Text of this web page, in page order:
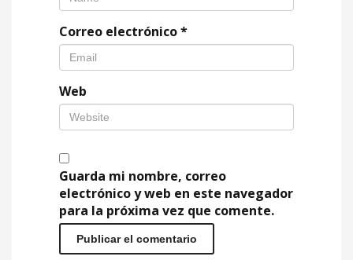
Correo electrónico*
Web
Guarda mi nombre, correo
electrónico y web en este navegador
para la próxima vez que comente.